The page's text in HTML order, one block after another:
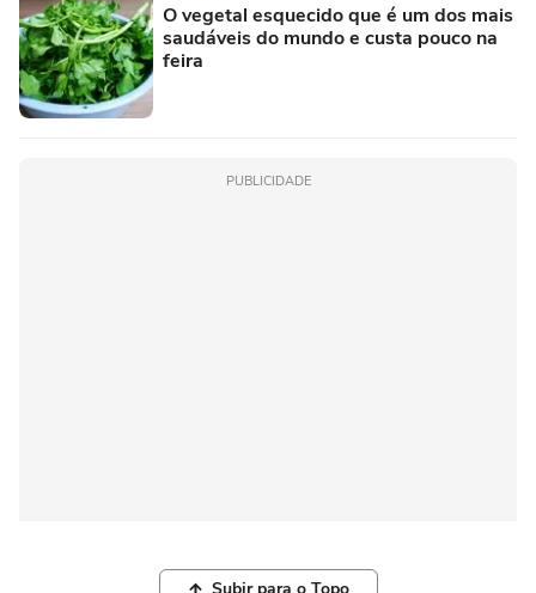
O vegetal esquecido que é um dos mais
saudáveis do mundo e custa pouco na
feira
PUBLICIDADE